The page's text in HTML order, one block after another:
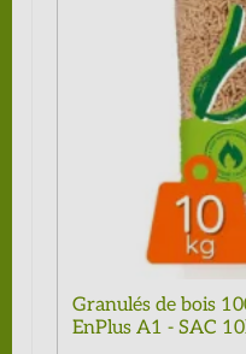
Granulés de bois
EnPlus A1 - SAC